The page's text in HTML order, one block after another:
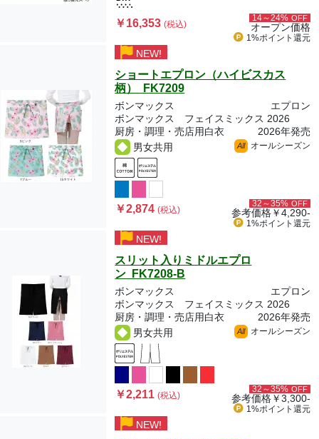
￥16,353(税込)
14～24% OFF
オープン価格
1%ポイント 還元
NEW!
ショートエプロン（ハイビスカス
柄） FK7209
ボンマックス
エプロン
ボンマックス フェイスミックス 2026
厨房・調理・売店用白衣
2026年発売
男女共用
All オールシーズン
￥2,874(税込)
32～35% OFF
参考価格￥4,290-
1%ポイント 還元
NEW!
スリット入りミドルエプロ
ン FK7208-B
ボンマックス
エプロン
ボンマックス フェイスミックス 2026
厨房・調理・売店用白衣
2026年発売
男女共用
All オールシーズン
￥2,211(税込)
32～35% OFF
参考価格￥3,300-
1%ポイント 還元
NEW!